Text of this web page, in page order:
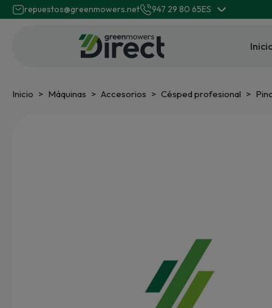
repuestos@greenmowers.net 947 29 80 65ES
Inicio Máquinas Accesorios Césped profesional